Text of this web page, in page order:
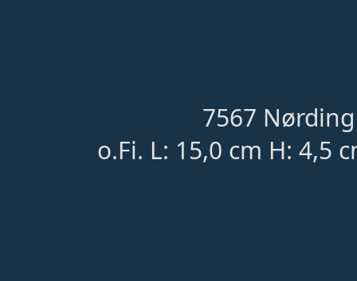
7567
o.Fi. L: 15,0 cm H: 4,5